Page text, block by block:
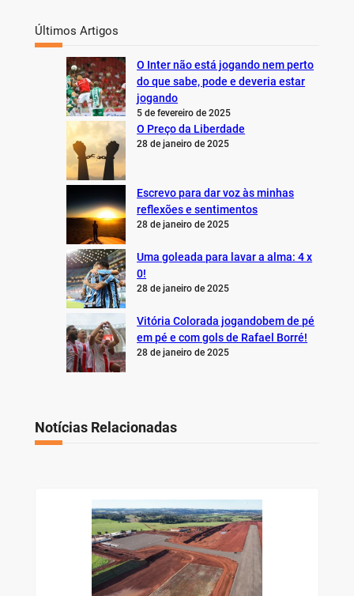
Últimos Artigos
O Inter não está jogando nem perto
do que sabe, pode e deveria estar
jogando
5 de fevereiro de 2025
O Preço da Liberdade
28 de janeiro de 2025
Escrevo para dar voz às minhas
reflexões e sentimentos
28 de janeiro de 2025
Uma goleada para lavar a alma: 4 x
0!
28 de janeiro de 2025
Vitória Colorada jogandobem de pé
em pé e com gols de Rafael Borré!
28 de janeiro de 2025
Notícias Relacionadas